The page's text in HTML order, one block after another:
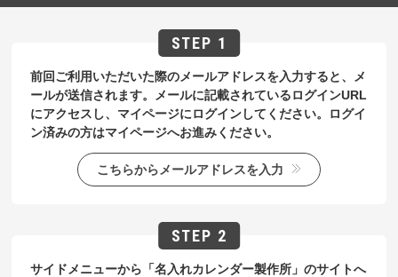
前回ご利用いただいた際のメールアドレスを入力すると、メ
ールが送信されます。メールに記載されているログインURL
にアクセスし、マイページにログインしてください。ログイ
ン済みの方はマイページへお進みください。
こちらからメールアドレスを入力
サイドメニューから「名入れカレンダー製作所」のサイトへ